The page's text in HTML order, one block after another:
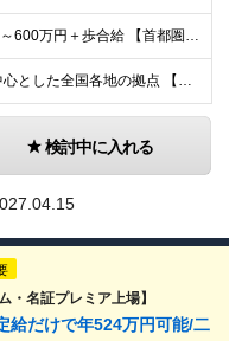
◆想定年収350万円～600万円＋歩合給 【首都圏・東海・関西】 月給29.2万円～ （固定給25万円＋定額歩合給4万2千円、固定残業手当月約57時間分9万2700円含む） 【その他】 月給27.
首都圏、関西圏を中心とした全国各地の拠点 【首都圏・東海・関西】 東京、千葉、埼玉、神奈川、茨城、愛知、三重、岐阜、静岡、大阪、京都、奈良、滋賀、兵庫 【その他】 栃木、群馬、北海道、宮城、新潟、
検討中に入れる
・名証プレミア上場】
給だけで年524万円可能/二